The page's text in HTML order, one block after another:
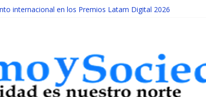
internacional en los Premios Latam Digital 2026
Nacional por la Educación